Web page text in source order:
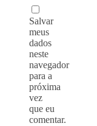
Salvar
meus
dados
neste
navegador
para a
próxima
vez
que eu
comentar.